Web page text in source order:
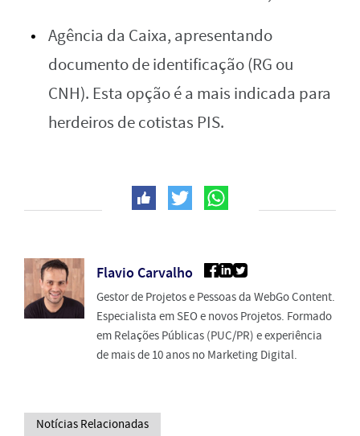
Agência da Caixa, apresentando
documento de identificação (RG ou
CNH). Esta opção é a mais indicada para
herdeiros de cotistas PIS.
Flavio Carvalho
Gestor de Projetos e Pessoas da WebGo Content.
Especialista em SEO e novos Projetos. Formado
em Relações Públicas (PUC/PR) e experiência
de mais de 10 anos no Marketing Digital.
Notícias Relacionadas